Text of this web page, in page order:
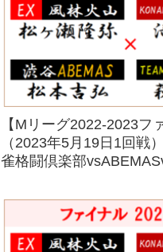
【Mリーグ2022-2023フ
（2023年5月19日1回戦
雀格闘倶楽部